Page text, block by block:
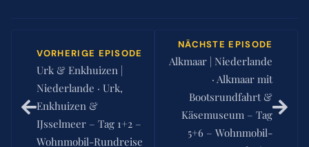
VORHERIGE EPISODE
Urk & Enkhuizen |
Niederlande · Urk,
Enkhuizen &
IJsselmeer – Tag 1+2 –
Wohnmobil-Rundreise
NÄCHSTE EPISODE
Alkmaar | Niederlande
· Alkmaar mit
Bootsrundfahrt &
Käsemuseum – Tag
5+6 – Wohnmobil-